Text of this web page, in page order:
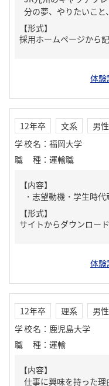
分の夢、やりたいこ
【形式】
採用ホームページから
体験
12年卒 文系
男性
学校名 ： 福岡大学
職種 ： 運輸職
【内容】
・志望動機・学生時
【形式】
サイトからダウンロー
体験
12年卒 理系
男性
学校名 ： 鹿児島大学
職種 ： 運輸
【内容】
仕事に興味を持った